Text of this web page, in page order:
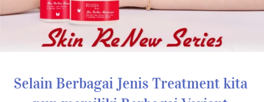
Selain Berbagai Jenis Treatment kita